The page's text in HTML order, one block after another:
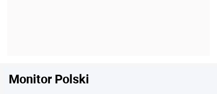
Monitor Polski